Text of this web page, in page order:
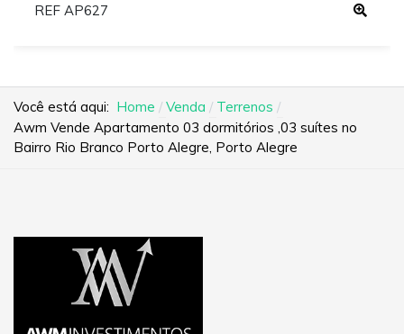
REF AP627
Você está aqui: Home Venda
Terrenos
Awm Vende Apartamento 03 dormitórios ,03 suítes no
Bairro Rio Branco Porto Alegre, Porto Alegre